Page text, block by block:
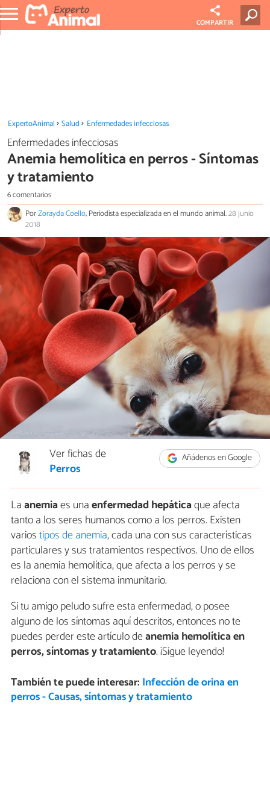
COMPARTIR
ExpertoAnimal Salud Enfermedades infecciosas
Enfermedades infecciosas
Anemia hemolítica en perros - Síntomas
y tratamiento
6 comentarios
PorZorayda Coello, Periodista especializada en el mundo animal.28 junio
2018
Añádenos en Google
Ver fichas de
Perros
Laanemiaes unaenfermedad hepáticaque afecta
tanto a los seres humanos como a los perros. Existen
variostipos de anemia, cada una con sus características
particulares y sus tratamientos respectivos. Uno de ellos
es la anemia hemolítica, que afecta a los perros y se
relaciona con el sistema inmunitario.
Si tu amigo peludo sufre esta enfermedad, o posee
alguno de los síntomas aquí descritos, entonces no te
puedes perder este artículo deanemia hemolítica en
perros, síntomas y tratamiento. ¡Sigue leyendo!
También te puede interesar: Infección de orina en
perros - Causas, síntomas y tratamiento